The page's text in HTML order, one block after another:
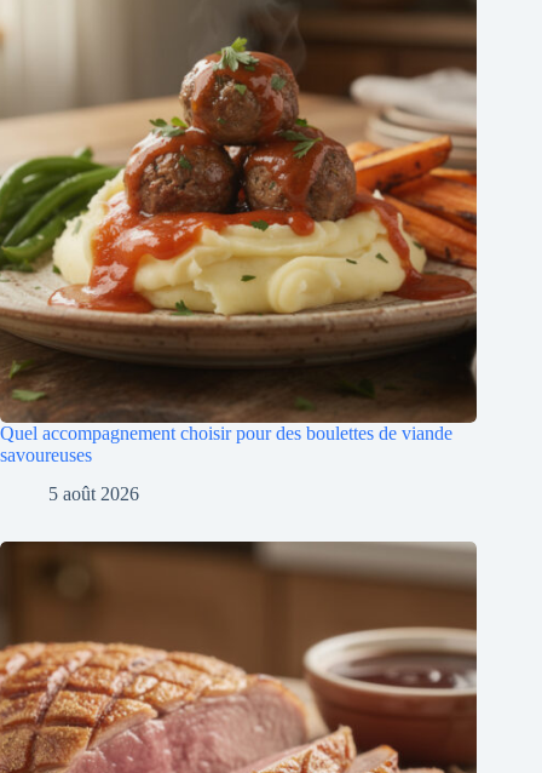
Quel accompagnement choisir pour des boulettes de viande
savoureuses
5 août 2026